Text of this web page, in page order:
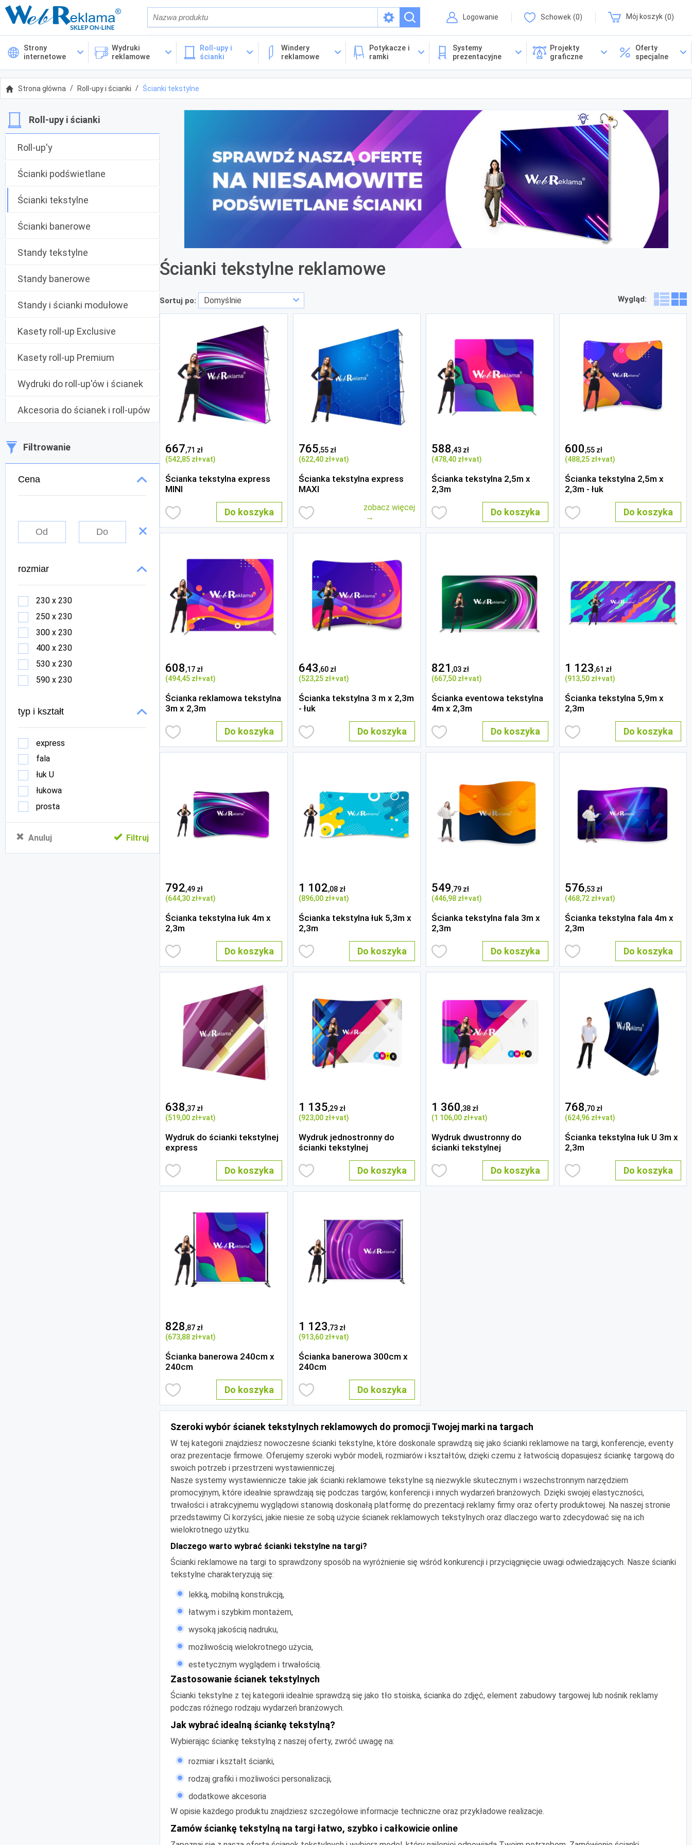
Również w opisach
Cena
Kategorie
Logowanie Schowek 0 Mój koszyk 0
Strony
internetowe
Wydruki
reklamowe
Roll-upy i
ścianki
Windery
reklamowe
Potykacze i
ramki
Systemy
prezentacyjne
Projekty
graficzne
Oferty
specjalne
Strona główna Roll-upy i ścianki Ścianki tekstylne
Ścianki tekstylne reklamowe
Sortuj po: Wygląd:
667,71 zł
(542,85 zł+vat)
Ścianka tekstylna express
MINI
Do koszyka
765,55 zł
(622,40 zł+vat)
Ścianka tekstylna express
MAXI
zobacz więcej
588,43 zł
(478,40 zł+vat)
Ścianka tekstylna 2,5m x
2,3m
Do koszyka
600,55 zł
(488,25 zł+vat)
Ścianka tekstylna 2,5m x
2,3m - łuk
Do koszyka
608,17 zł
(494,45 zł+vat)
Ścianka reklamowa tekstylna
3m x 2,3m
Do koszyka
643,60 zł
(523,25 zł+vat)
Ścianka tekstylna 3 m x 2,3m
- łuk
Do koszyka
821 ,03 zł
(667,50 zł+vat)
Ścianka eventowa tekstylna
4m x 2,3m
Do koszyka
1 123,61 zł
(913,50 zł+vat)
Ścianka tekstylna 5,9m x
2,3m
Do koszyka
792,49 zł
(644,30 zł+vat)
Ścianka tekstylna łuk 4m x
2,3m
Do koszyka
1 102,08 zł
(896,00 zł+vat)
Ścianka tekstylna łuk 5,3m x
2,3m
Do koszyka
549,79 zł
(446,98 zł+vat)
Ścianka tekstylna fala 3m x
2,3m
Do koszyka
576,53 zł
(468,72 zł+vat)
Ścianka tekstylna fala 4m x
2,3m
Do koszyka
638,37 zł
(519,00 zł+vat)
Wydruk do ścianki tekstylnej
express
Do koszyka
1 135,29 zł
(923,00 zł+vat)
Wydruk jednostronny do
ścianki tekstylnej
Do koszyka
1 360,38 zł
(1 106,00 zł+vat)
Wydruk dwustronny do
ścianki tekstylnej
Do koszyka
768,70 zł
(624,96 zł+vat)
Ścianka tekstylna łuk U 3m x
2,3m
Do koszyka
828,87 zł
(673,88 zł+vat)
Ścianka banerowa 240cm x
240cm
Do koszyka
1 123,73 zł
(913,60 zł+vat)
Ścianka banerowa 300cm x
240cm
Do koszyka
Szeroki wybór ścianek tekstylnych reklamowych do promocji Twojej marki na targach
W tej kategorii znajdziesz nowoczesne ścianki tekstylne, które doskonale sprawdzą się jako ścianki reklamowe na targi, konferencje, eventy
oraz prezentacje firmowe. Oferujemy szeroki wybór modeli, rozmiarów i kształtów, dzięki czemu z łatwością dopasujesz ściankę targową do
swoich potrzeb i przestrzeni wystawienniczej.
Nasze systemy wystawiennicze takie jak ścianki reklamowe tekstylne są niezwykle skutecznym i wszechstronnym narzędziem
promocyjnym, które idealnie sprawdzają się podczas targów, konferencji i innych wydarzeń branżowych. Dzięki swojej elastyczności,
trwałości i atrakcyjnemu wyglądowi stanowią doskonałą platformę do prezentacji reklamy firmy oraz oferty produktowej. Na naszej stronie
przedstawimy Ci korzyści, jakie niesie ze sobą użycie ścianek reklamowych tekstylnych oraz dlaczego warto zdecydować się na ich
wielokrotnego użytku.
Dlaczego warto wybrać ścianki tekstylne na targi?
Ścianki reklamowe na targi to sprawdzony sposób na wyróżnienie się wśród konkurencji i przyciągnięcie uwagi odwiedzających. Nasze ścianki
tekstylne charakteryzują się:
lekką, mobilną konstrukcją,
łatwym i szybkim montażem,
wysoką jakością nadruku,
możliwością wielokrotnego użycia,
estetycznym wyglądem i trwałością.
Zastosowanie ścianek tekstylnych
Ścianki tekstylne z tej kategorii idealnie sprawdzą się jako tło stoiska, ścianka do zdjęć, element zabudowy targowej lub nośnik reklamy
podczas różnego rodzaju wydarzeń branżowych.
Jak wybrać idealną ściankę tekstylną?
Wybierając ściankę tekstylną z naszej oferty, zwróć uwagę na:
rozmiar i kształt ścianki,
rodzaj grafiki i możliwości personalizacji,
dodatkowe akcesoria
W opisie każdego produktu znajdziesz szczegółowe informacje techniczne oraz przykładowe realizacje.
Zamów ściankę tekstylną na targi łatwo, szybko i całkowicie online
Roll-upy i ścianki
Roll-up'y
Ścianki podświetlane
Ścianki tekstylne
Ścianki banerowe
Standy tekstylne
Standy banerowe
Standy i ścianki modułowe
Kasety roll-up Exclusive
Kasety roll-up Premium
Wydruki do roll-up'ów i ścianek
Akcesoria do ścianek i roll-upów
Filtrowanie
Cena
rozmiar
230 x 230
250 x 230
300 x 230
400 x 230
530 x 230
590 x 230
typ i kształt
express
fala
łuk U
łukowa
prosta
Anuluj Filtruj